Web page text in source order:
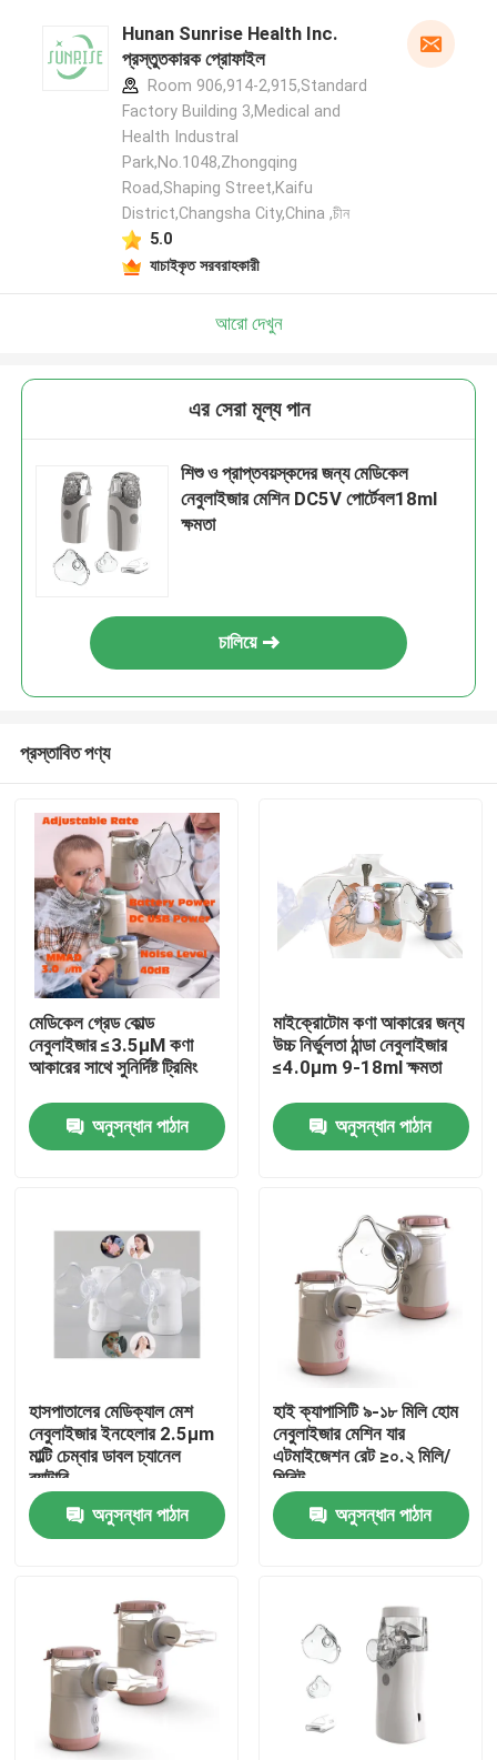
আমাদের সম্পর্কে
কারখানা ভ্রমণ
যোগাযোগ করুন
খবর
পোর্টেবল মেশ নেবুলাইজার
মেশ নেবুলাইজার মেশিন
Hunan Sunrise Health Inc.
প্রস্তুতকারক প্রোফাইল
Room 906,914-2,915,Standard
Factory Building 3,Medical and
Health Industral
Park,No.1048,Zhongqing
Road,Shaping Street,Kaifu
District,Changsha City,China ,চীন
5.0
যাচাইকৃত সরবরাহকারী
আরো দেখুন
এর সেরা মূল্য পান
শিশু ও প্রাপ্তবয়স্কদের জন্য মেডিকেল
নেবুলাইজার মেশিন DC5V পোর্টেবল18ml
ক্ষমতা
চালিয়ে
প্রস্তাবিত পণ্য
মেডিকেল গ্রেড কোল্ড
নেবুলাইজার ≤3.5μM কণা
আকারের সাথে সুনির্দিষ্ট ট্রিমিং
অনুসন্ধান পাঠান
মাইক্রোটোম কণা আকারের জন্য
উচ্চ নির্ভুলতা ঠান্ডা নেবুলাইজার
≤4.0μm 9-18ml ক্ষমতা
অনুসন্ধান পাঠান
হাসপাতালের মেডিক্যাল মেশ
নেবুলাইজার ইনহেলার 2.5μm
মাল্টি চেম্বার ডাবল চ্যানেল
ব্যাটারি
অনুসন্ধান পাঠান
হাই ক্যাপাসিটি ৯-১৮ মিলি হোম
নেবুলাইজার মেশিন যার
এটমাইজেশন রেট ≥০.২ মিলি/
মিনিট
অনুসন্ধান পাঠান